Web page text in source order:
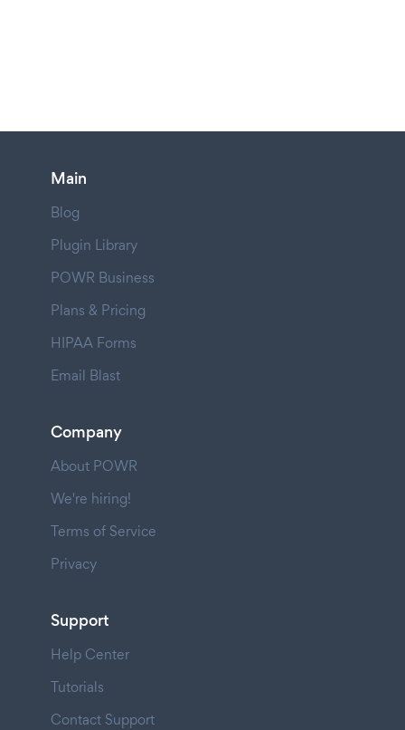
Main
Blog
Plugin Library
POWR Business
Plans & Pricing
HIPAA Forms
Email Blast
Company
About POWR
We're hiring!
Terms of Service
Privacy
Support
Help Center
Tutorials
Contact Support